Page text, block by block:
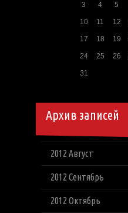
3 4 5
10 11 12
17 18 19
24 25 26
31
Архив записей
2012 Август
2012 Сентябрь
2012 Октябрь